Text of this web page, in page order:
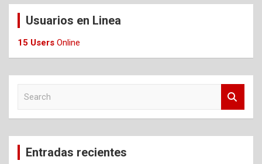
Usuarios en Linea
15 Users Online
c
Entradas recientes